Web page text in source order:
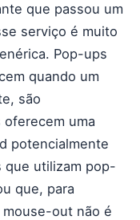
que passou um
serviço é muito
Pop-ups
quando um
são
uma
potencialmente
que utilizam pop-
que, para
out não é